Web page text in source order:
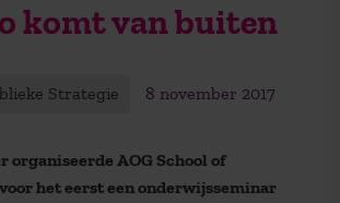
komt van buiten
Strategie 8 november 2017
organiseerde AOG School of
het eerst een onderwijsseminar